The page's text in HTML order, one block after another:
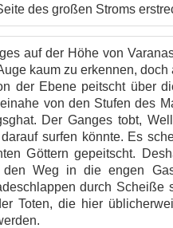
des großen Stroms
auf der Höhe von
kaum zu erkennen,
der Ebene peitscht über
von den Stufen des
Der Ganges tobt,
surfen könnte. Es
Göttern gepeitscht.
Weg in die engen
durch Scheiße
Toten, die hier